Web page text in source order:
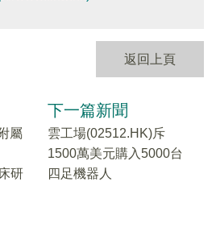
返回上頁
屬
研
下一篇新聞
雲工場(02512.HK)斥
1500萬美元購入5000台
四足機器人